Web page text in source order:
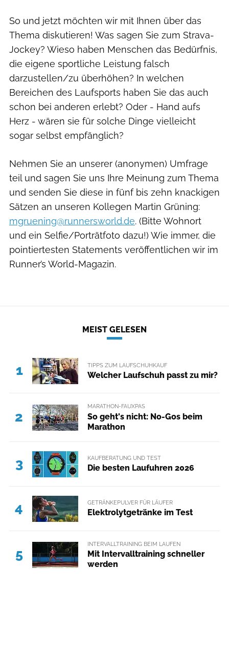
So und jetzt möchten wir mit Ihnen über das
Thema diskutieren! Was sagen Sie zum Strava-
Jockey? Wieso haben Menschen das Bedürfnis,
die eigene sportliche Leistung falsch
darzustellen/zu überhöhen? In welchen
Bereichen des Laufsports haben Sie das auch
schon bei anderen erlebt? Oder - Hand aufs
Herz - wären sie für solche Dinge vielleicht
sogar selbst empfänglich?
Nehmen Sie an unserer (anonymen) Umfrage
teil und sagen Sie uns Ihre Meinung zum Thema
und senden Sie diese in fünf bis zehn knackigen
Sätzen an unseren Kollegen Martin Grüning:
mgruening@runnersworld.de. (Bitte Wohnort
und ein Selfie/Porträtfoto dazu!) Wie immer, die
pointiertesten Statements veröffentlichen wir im
Runner’s World-Magazin.
MEIST GELESEN
1 TIPPS ZUM LAUFSCHUHKAUF
Welcher Laufschuh passt zu mir?
2
MARATHON-FAUXPAS
So geht's nicht: No-Gos beim
Marathon
3 KAUFBERATUNG UND TEST
Die besten Laufuhren 2026
4 GETRÄNKEPULVER FÜR LÄUFER
Elektrolytgetränke im Test
5
INTERVALLTRAINING BEIM LAUFEN
Mit Intervalltraining schneller
werden